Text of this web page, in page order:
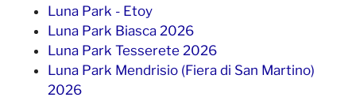
Luna Park - Etoy
Luna Park Biasca 2026
Luna Park Tesserete 2026
Luna Park Mendrisio (Fiera di San Martino)
2026